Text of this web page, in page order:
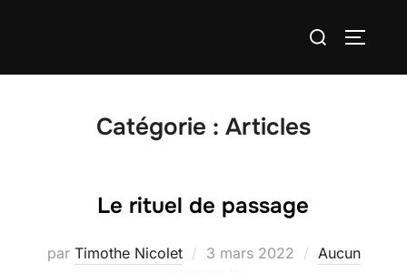
Rechercher :
Catégorie : Articles
Le rituel de passage
par Timothe Nicolet
Publié
3 mars 2022
Aucun